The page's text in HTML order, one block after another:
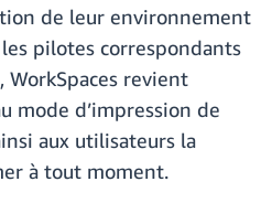
de leur environnement
pilotes correspondants
WorkSpaces revient
mode d’impression de
aux utilisateurs la
à tout moment.